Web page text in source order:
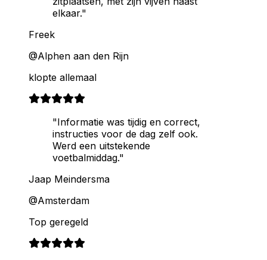
elkaar."
Freek
@Alphen aan den Rijn
klopte allemaal
"Informatie was tijdig en correct,
instructies voor de dag zelf ook.
Werd een uitstekende
voetbalmiddag."
Jaap Meindersma
@Amsterdam
Top geregeld